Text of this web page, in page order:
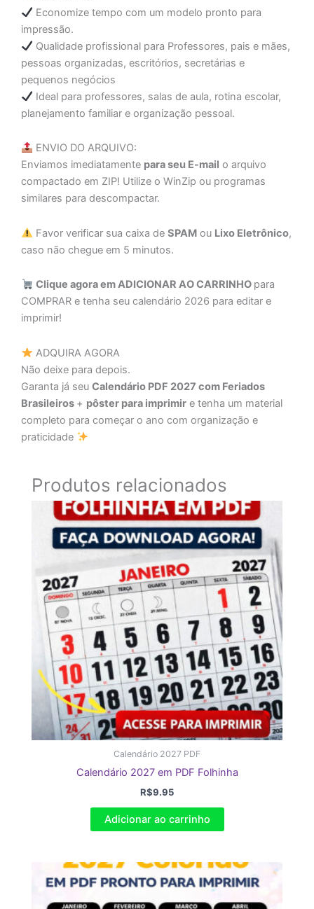
Economize tempo com um modelo pronto para
impressão.
Qualidade profissional para Professores, pais e mães,
pessoas organizadas, escritórios, secretárias e
pequenos negócios
Ideal para professores, salas de aula, rotina escolar,
planejamento familiar e organização pessoal.
ENVIO DO ARQUIVO:
Enviamos imediatamente para seu E-mail o arquivo
compactado em ZIP! Utilize o WinZip ou programas
similares para descompactar.
Favor verificar sua caixa de SPAMou Lixo Eletrônico,
caso não chegue em 5 minutos.
Clique agora em ADICIONAR AO CARRINHO para
COMPRAR e tenha seu calendário 2026 para editar e
imprimir!
ADQUIRA AGORA
Não deixe para depois.
Garanta já seu Calendário PDF 2027 com Feriados
Brasileiros + pôster para imprimir e tenha um material
completo para começar o ano com organização e
praticidade
Produtos relacionados
Calendário 2027 PDF
Calendário 2027 em PDF Folhinha
R$9.95
Adicionar ao carrinho